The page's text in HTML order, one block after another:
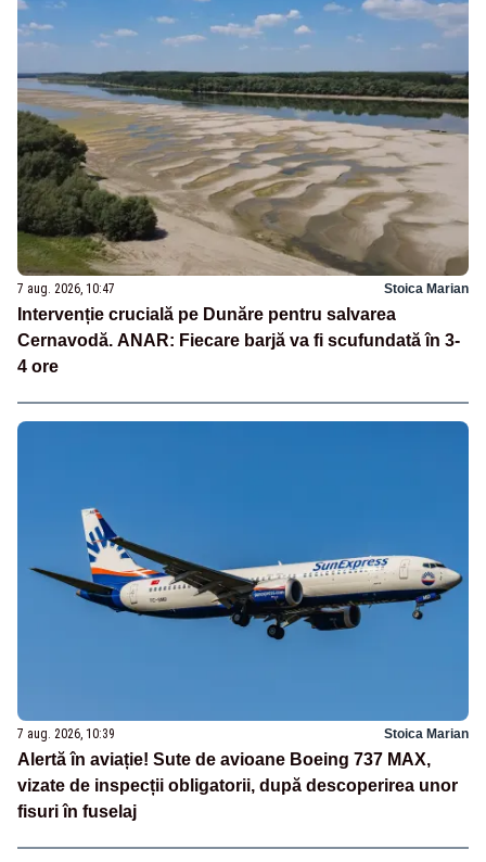
7 aug. 2026, 10:47 Stoica Marian
Intervenție crucială pe Dunăre pentru salvarea
Cernavodă. ANAR: Fiecare barjă va fi scufundată în 3-
4 ore
7 aug. 2026, 10:39 Stoica Marian
Alertă în aviație! Sute de avioane Boeing 737 MAX,
vizate de inspecții obligatorii, după descoperirea unor
fisuri în fuselaj